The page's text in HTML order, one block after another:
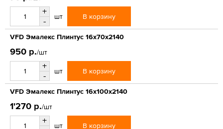
+
-
шт В корзину
VFD Эмалекс Плинтус 16x70x2140
950 р./шт
+
-
шт В корзину
VFD Эмалекс Плинтус 16x100x2140
1'270 р./шт
+
шт В корзину